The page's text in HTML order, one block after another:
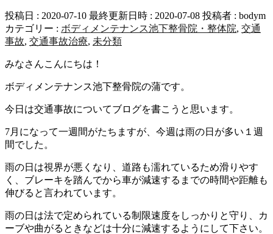
投稿日 : 2020-07-10 最終更新日時 : 2020-07-08 投稿者 : bodym
カテゴリー : ボディメンテナンス池下整骨院・整体院, 交通
事故, 交通事故治療, 未分類
みなさんこんにちは！
ボディメンテナンス池下整骨院の蒲です。
今日は交通事故についてブログを書こうと思います。
7月になって一週間がたちますが、今週は雨の日が多い１週
間でした。
雨の日は視界が悪くなり、道路も濡れているため滑りやす
く、ブレーキを踏んでから車が減速するまでの時間や距離も
伸びると言われています。
雨の日は法で定められている制限速度をしっかりと守り、カ
ーブや曲がるときなどは十分に減速するようにして下さい。